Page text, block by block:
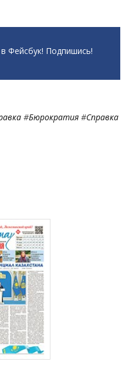
Фейсбук! Подпишись!
#Бюрократия #Справка